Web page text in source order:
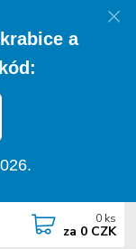
a
0 ks
za 0 CZK